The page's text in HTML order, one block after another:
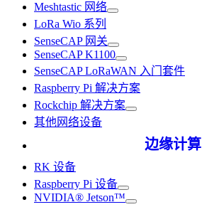
Meshtastic 网络
LoRa Wio 系列
SenseCAP 网关
SenseCAP K1100
SenseCAP LoRaWAN 入门套件
Raspberry Pi 解决方案
Rockchip 解决方案
其他网络设备
边缘计算
RK 设备
Raspberry Pi 设备
NVIDIA® Jetson™